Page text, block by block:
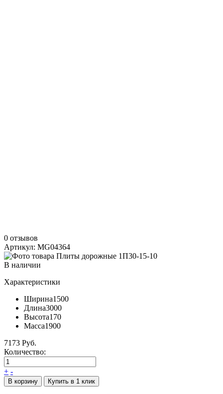
0 отзывов
Артикул: MG04364
В наличии
Характеристики
Ширина1500
Длина3000
Высота170
Масса1900
7173 Руб.
Количество:
+ -
В корзину Купить в 1 клик